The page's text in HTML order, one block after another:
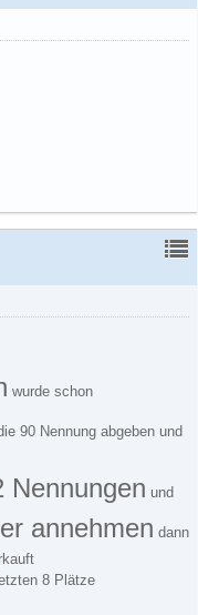
wurde schon
90 Nennung abgeben und
Nennungen und
annehmen dann
8 Plätze